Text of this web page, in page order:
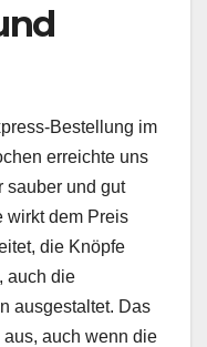
Bestellung im
erreichte uns
sauber und gut
wirkt dem Preis
die Knöpfe
auch die
ausgestaltet. Das
auch wenn die